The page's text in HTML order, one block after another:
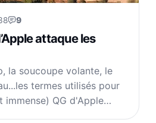
9
attaque les
la soucoupe volante, le
termes utilisés pour
immense) QG d'Apple…